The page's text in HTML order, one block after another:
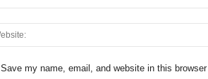
Save my name, email, and website in this